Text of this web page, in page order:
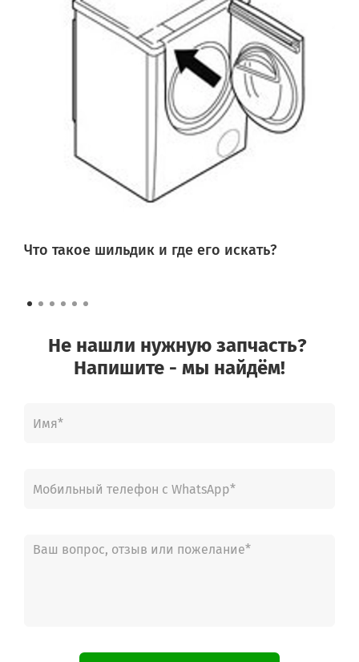
Что такое шильдик и где его искать?
Не нашли нужную запчасть?
Напишите - мы найдём!